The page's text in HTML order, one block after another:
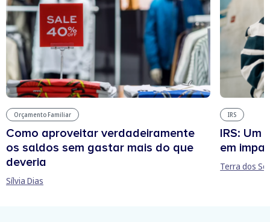
Orçamento Familiar
Como aproveitar verdadeiramente
os saldos sem gastar mais do que
deveria
Sílvia Dias
IRS
IRS: Um
em
Terra dos